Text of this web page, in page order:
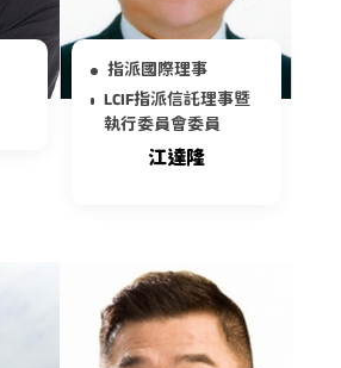
指派國際理事
LCIF指派信託理事暨
執行委員會委員
江達隆